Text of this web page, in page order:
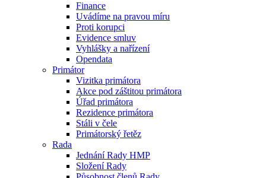
Finance
Uvádíme na pravou míru
Proti korupci
Evidence smluv
Vyhlášky a nařízení
Opendata
Primátor
Vizitka primátora
Akce pod záštitou primátora
Úřad primátora
Rezidence primátora
Stáli v čele
Primátorský řetěz
Rada
Jednání Rady HMP
Složení Rady